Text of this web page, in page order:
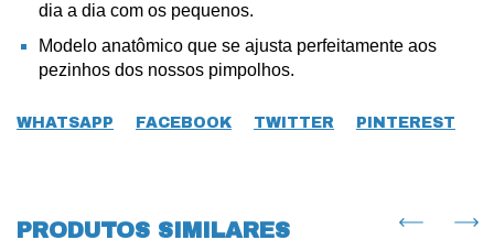
dia a dia com os pequenos.
Modelo anatômico que se ajusta perfeitamente aos
pezinhos dos nossos pimpolhos.
WHATSAPP FACEBOOK TWITTER PINTEREST
PRODUTOS SIMILARES